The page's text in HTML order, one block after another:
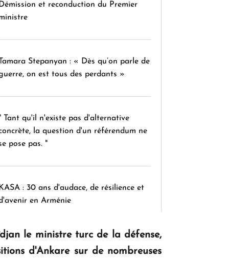
et reconduction du Premier
Tamara Stepanyan : « Dès qu’on parle de
on est tous des perdants »
Tant qu'il n'existe pas d'alternative
la question d'un référendum ne
pose pas. "
: 30 ans d'audace, de résilience et
en Arménie
Le premier hôtel Hyatt Regency
le ministre turc de la défense,
d'Ankare sur de nombreuses